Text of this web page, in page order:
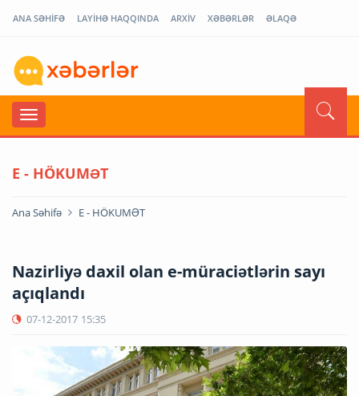
ANA SƏHİFƏ LAYİHƏ HAQQINDA ARXİV XƏBƏRLƏR ƏLAQƏ
E - HÖKUMƏT
Ana Səhifə E - HÖKUMƏT
Nazirliyə daxil olan e-müraciətlərin sayı
açıqlandı
07-12-2017 15:35